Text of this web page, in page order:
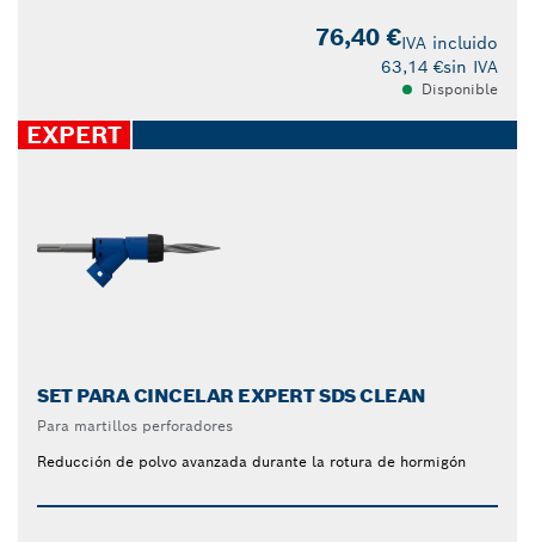
76,40 €IVA incluido
63,14 €sin IVA
Disponible
EXPERT
SET PARA CINCELAR EXPERT SDS CLEAN
Para martillos perforadores
Reducción de polvo avanzada durante la rotura de hormigón